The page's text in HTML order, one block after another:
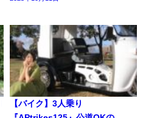
【バイク】3人乗り